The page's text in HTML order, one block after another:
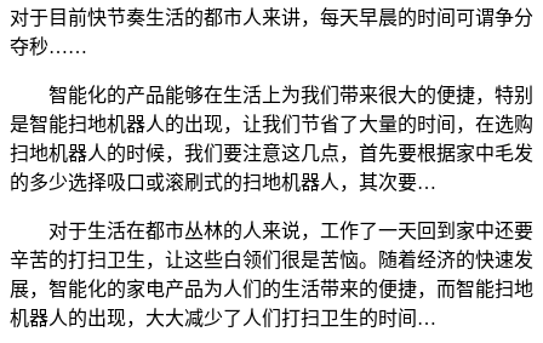
对于目前快节奏生活的都市人来讲，每天早晨的时间可谓争分
夺秒……
智能化的产品能够在生活上为我们带来很大的便捷，特别
是智能扫地机器人的出现，让我们节省了大量的时间，在选购
扫地机器人的时候，我们要注意这几点，首先要根据家中毛发
的多少选择吸口或滚刷式的扫地机器人，其次要…
对于生活在都市丛林的人来说，工作了一天回到家中还要
辛苦的打扫卫生，让这些白领们很是苦恼。随着经济的快速发
展，智能化的家电产品为人们的生活带来的便捷，而智能扫地
机器人的出现，大大减少了人们打扫卫生的时间…